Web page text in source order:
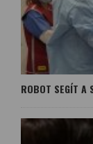
ROBOT SEGÍT A